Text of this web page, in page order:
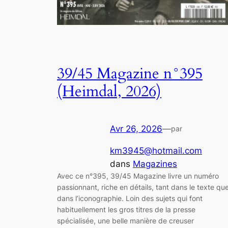
39/45 Magazine n°395
(Heimdal, 2026)
Avr 26, 2026—par
km3945@hotmail.com
dans Magazines
Avec ce n°395, 39/45 Magazine livre un numéro
passionnant, riche en détails, tant dans le texte
dans l’iconographie. Loin des sujets qui font
habituellement les gros titres de la presse
spécialisée, une belle manière de creuser